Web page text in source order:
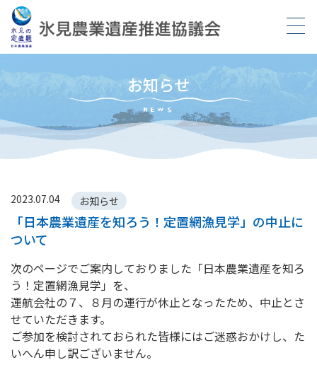
お知らせ
NEWS
2023.07.04 お知らせ
「日本農業遺産を知ろう！定置網漁見学」の中止に
ついて
次のページでご案内しておりました「日本農業遺産を知ろ
う！定置網漁見学」を、
運航会社の７、８月の運行が休止となったため、中止とさ
せていただきます。
ご参加を検討されておられた皆様にはご迷惑おかけし、た
いへん申し訳ございません。